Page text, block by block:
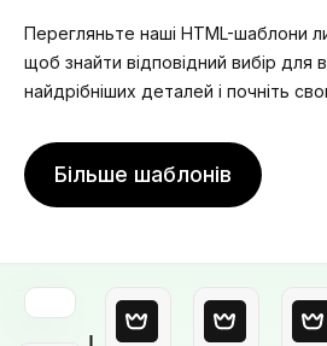
Перегляньте наші HTML-шаблони
щоб знайти відповідний вибір для
найдрібніших деталей і почніть
Більше шаблонів